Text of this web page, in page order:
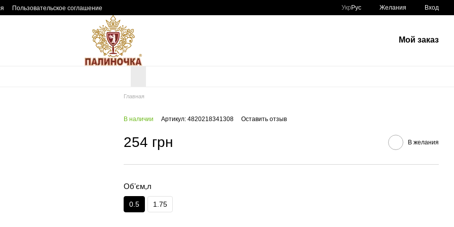
Пользовательское соглашение Укр Рус Желания Вход
Мой заказ
Главная
В наличии Артикул: 4820218341308 Оставить отзыв
254 грн В желания
Обʼєм,л
0.5 1.75